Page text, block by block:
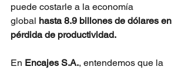
puede costarle a la economía
global hasta 8.9 billones de dólares en
pérdida de productividad.
En Encajes S.A., entendemos que la